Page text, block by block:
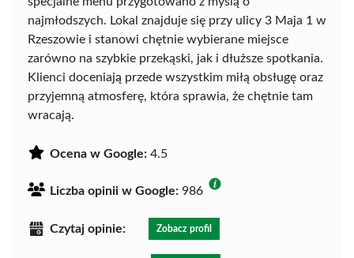
najmłodszych. Lokal znajduje się przy ulicy 3 Maja 1 w
Rzeszowie i stanowi chętnie wybierane miejsce
zarówno na szybkie przekąski, jak i dłuższe spotkania.
Klienci doceniają przede wszystkim miłą obsługę oraz
przyjemną atmosferę, która sprawia, że chętnie tam
wracają.
Ocena w Google: 4.5
Liczba opinii w Google: 986
Czytaj opinie: Zobacz profil